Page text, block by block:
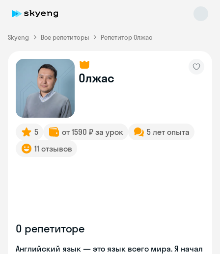
Skyeng Все репетиторы Репетитор Олжас
Олжас
5 от 1590 ₽ за урок
5 лет опыта
11 отзывов
О репетиторе
Английский язык — это язык всего мира. Я начал
Skyeng Chat